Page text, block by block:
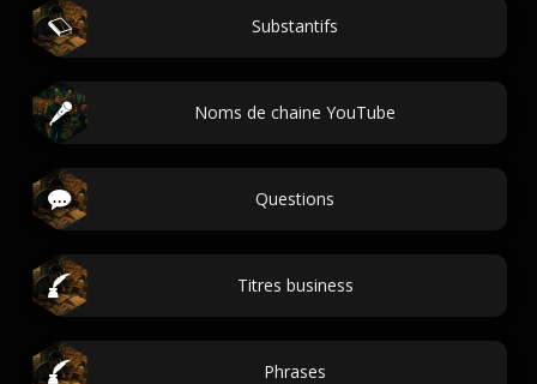
Substantifs
Noms de chaine YouTube
Questions
Titres business
Phrases